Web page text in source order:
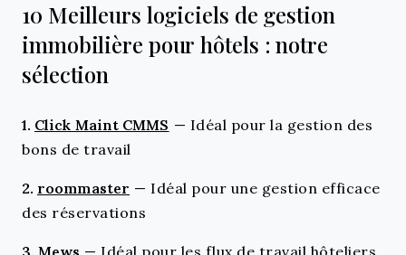
10 Meilleurs logiciels de gestion
immobilière pour hôtels : notre
sélection
1. Click Maint CMMS — Idéal pour la gestion des
bons de travail
2. roommaster — Idéal pour une gestion efficace
des réservations
— Idéal pour les flux de travail hôteliers